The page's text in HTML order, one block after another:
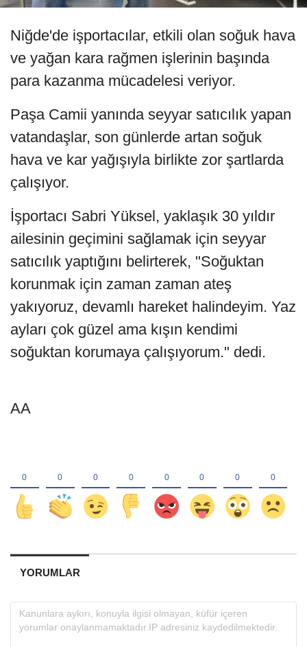
Niğde'de işportacılar, etkili olan soğuk hava
ve yağan kara rağmen işlerinin başında
para kazanma mücadelesi veriyor.
Paşa Camii yanında seyyar satıcılık yapan
vatandaşlar, son günlerde artan soğuk
hava ve kar yağışıyla birlikte zor şartlarda
çalışıyor.
İşportacı Sabri Yüksel, yaklaşık 30 yıldır
ailesinin geçimini sağlamak için seyyar
satıcılık yaptığını belirterek, "Soğuktan
korunmak için zaman zaman ateş
yakıyoruz, devamlı hareket halindeyim. Yaz
ayları çok güzel ama kışın kendimi
soğuktan korumaya çalışıyorum." dedi.
AA
YORUMLAR